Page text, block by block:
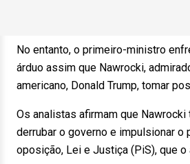
No entanto, o primeiro-ministro
árduo assim que Nawrocki,
americano, Donald Trump, tomar
Os analistas afirmam que
derrubar o governo e impulsionar o
oposição, Lei e Justiça (PiS), que o